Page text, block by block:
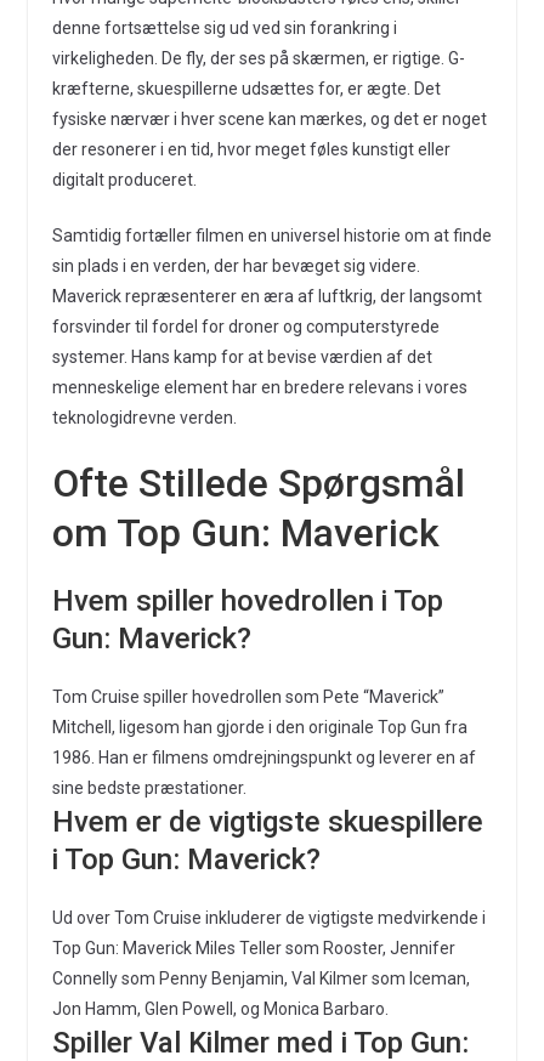
denne fortsættelse sig ud ved sin forankring i
virkeligheden. De fly, der ses på skærmen, er rigtige. G-
kræfterne, skuespillerne udsættes for, er ægte. Det
fysiske nærvær i hver scene kan mærkes, og det er noget
der resonerer i en tid, hvor meget føles kunstigt eller
digitalt produceret.
Samtidig fortæller filmen en universel historie om at finde
sin plads i en verden, der har bevæget sig videre.
Maverick repræsenterer en æra af luftkrig, der langsomt
forsvinder til fordel for droner og computerstyrede
systemer. Hans kamp for at bevise værdien af det
menneskelige element har en bredere relevans i vores
teknologidrevne verden.
Ofte Stillede Spørgsmål
om Top Gun: Maverick
Hvem spiller hovedrollen i Top
Gun: Maverick?
Tom Cruise spiller hovedrollen som Pete “Maverick”
Mitchell, ligesom han gjorde i den originale Top Gun fra
1986. Han er filmens omdrejningspunkt og leverer en af
sine bedste præstationer.
Hvem er de vigtigste skuespillere
i Top Gun: Maverick?
Ud over Tom Cruise inkluderer de vigtigste medvirkende i
Top Gun: Maverick Miles Teller som Rooster, Jennifer
Connelly som Penny Benjamin, Val Kilmer som Iceman,
Jon Hamm, Glen Powell, og Monica Barbaro.
Spiller Val Kilmer med i Top Gun: